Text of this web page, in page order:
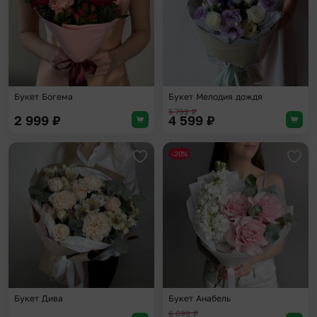
Букет Богема
2 999 ₽
Букет Мелодия дождя
5 799₽
4 599 ₽
Добавить в избранное
Букет Дива
-20%
Букет Анабель
6 699₽